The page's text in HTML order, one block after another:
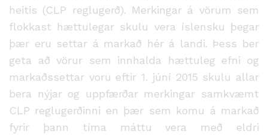
heitis (CLP reglugerð). Merkingar á vörum sem
flokkast hættulegar skulu vera íslensku þegar
þær eru settar á markað hér á landi. Þess ber
geta að vörur sem innhalda hættuleg efni og
markaðssettar voru eftir 1. júní 2015 skulu allar
bera nýjar og uppfærðar merkingar samkvæmt
CLP reglugerðinni en þær sem komu á markað
fyrir þann tíma máttu vera með eldri